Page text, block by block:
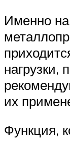
Именно
нагрузки,
их
Функция,